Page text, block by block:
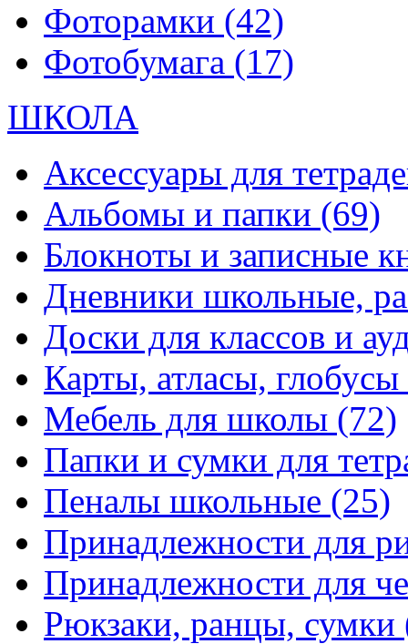
Фоторамки (42)
Фотобумага (17)
ШКОЛА
Аксессуары для
Альбомы и папки (69)
Блокноты и записные
Дневники школьные,
Доски для классов и
Карты, атласы, глобусы
Мебель для школы (72)
Папки и сумки для
Пеналы школьные (25)
Принадлежности для
Принадлежности для
Рюкзаки, ранцы, сумки